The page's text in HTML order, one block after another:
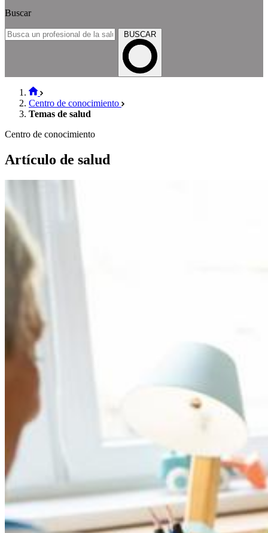
Buscar
BUSCAR
Centro de conocimiento
Temas de salud
Centro de conocimiento
Artículo de salud